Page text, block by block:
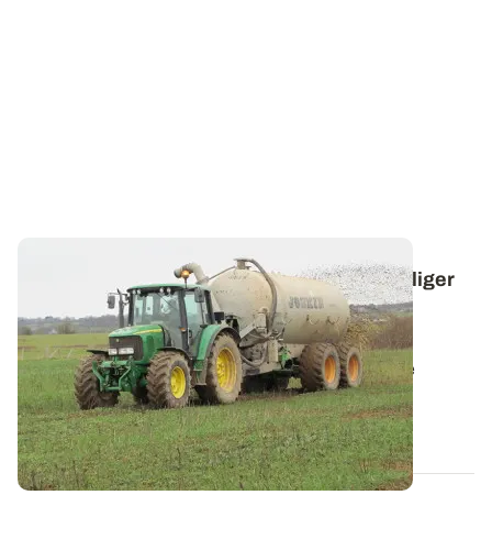
Flambée des cours de l’azote : ne pas négliger
les sources alternatives d’azote… ni les
surestimer !
La tension actuelle sur le marché des engrais laisse
présager que de nombreuses commandes...
11 NOV. 2021